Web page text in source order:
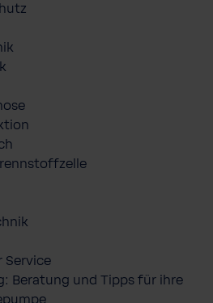
Service
Beratung und Tipps für ihre